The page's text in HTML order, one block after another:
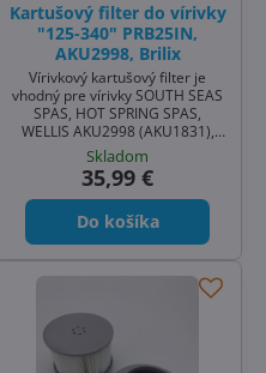
Kartušový filter do vírivky
"125-340" PRB25IN,
AKU2998, Brilix
Vírivkový kartušový filter je
vhodný pre vírivky SOUTH SEAS
SPAS, HOT SPRING SPAS,
WELLIS AKU2998 (AKU1831),
BRILIX Daphne 1ND30-03-019.
Filter je mimoriadne kvalitný a
vo vírivke vydrží dlho. Ponúkame
aj prostriedky pre predĺženie
životnosti filtra a to prípravky na
vyčistenie filtra.
Skladom
35,99 €
Do košíka